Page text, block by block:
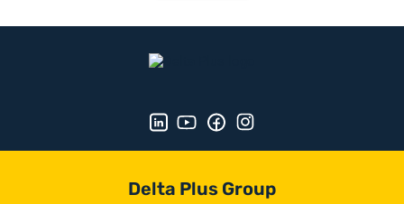
Delta Plus Group